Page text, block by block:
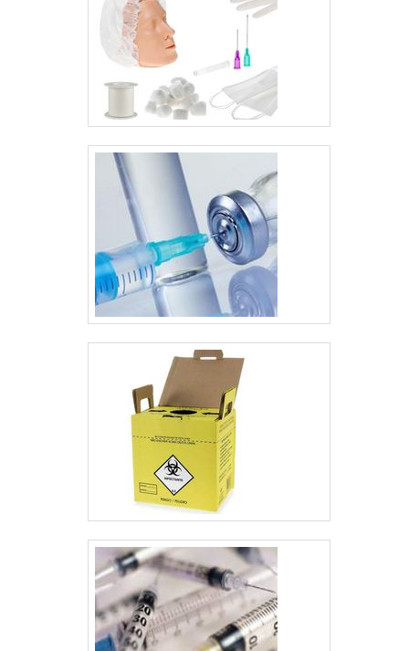
onde existe certa
quantidade de água
através de um
conjunto de
resistências elétricas,
o que proporciona
uma geração de
vapor d’água
saturado ideal para a
eliminação dos
microorganismos
presen....